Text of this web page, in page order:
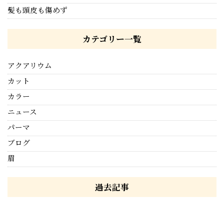
髪も頭皮も傷めず
カテゴリー一覧
アクアリウム
カット
カラー
ニュース
パーマ
ブログ
眉
過去記事